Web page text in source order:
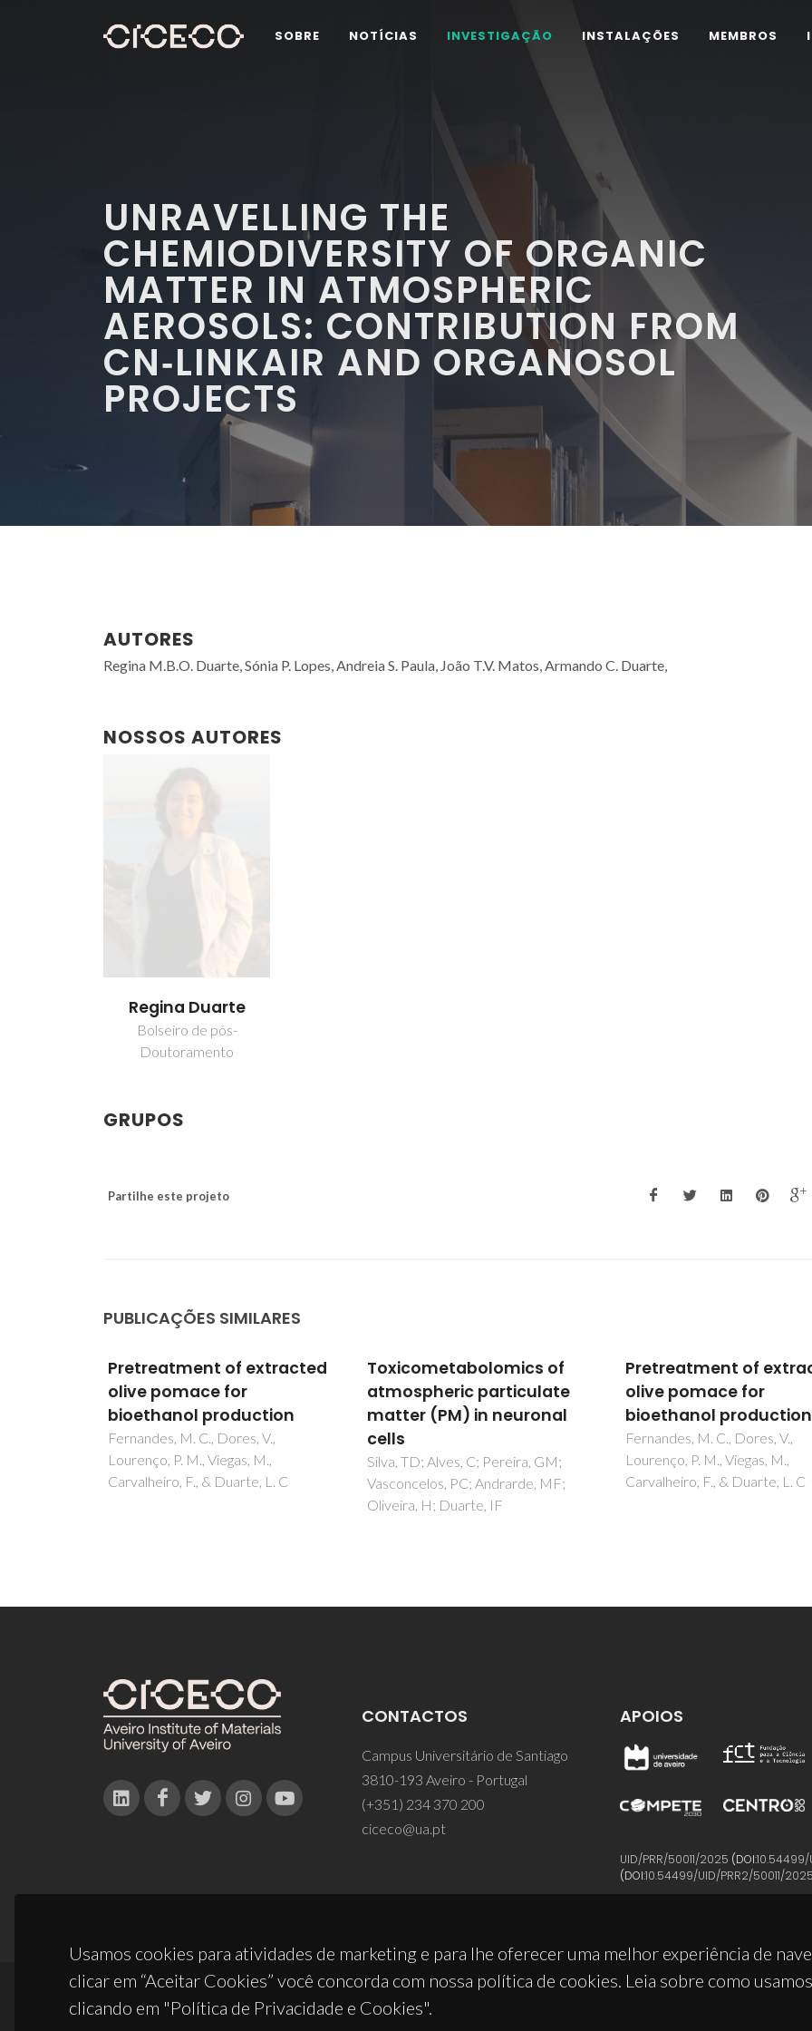
SOBRE NOTÍCIAS INVESTIGAÇÃO INSTALAÇÕES MEMBROS
UNRAVELLING THE
CHEMIODIVERSITY OF ORGANIC
MATTER IN ATMOSPHERIC
AEROSOLS: CONTRIBUTION FROM
CN‐LINKAIR AND ORGANOSOL
PROJECTS
AUTORES
Regina M.B.O. Duarte, Sónia P. Lopes, Andreia S. Paula, João T.V. Matos, Armando C. Duarte,
NOSSOS AUTORES
Regina Duarte
Bolseiro de pós-
Doutoramento
GRUPOS
Partilhe este projeto
PUBLICAÇÕES SIMILARES
Pretreatment of extracted
olive pomace for
bioethanol production
Fernandes, M. C., Dores, V.,
Lourenço, P. M., Viegas, M.,
Carvalheiro, F., & Duarte, L. C
Toxicometabolomics of
atmospheric particulate
matter (PM) in neuronal
cells
Silva, TD; Alves, C; Pereira, GM;
Vasconcelos, PC; Andrarde, MF;
Oliveira, H; Duarte, IF
Pretreatment of
olive pomace for
bioethanol production
Fernandes, M. C., Dores, V.,
Lourenço, P. M., Viegas, M.,
Carvalheiro, F., & Duarte, L. C
Usamos cookies para atividades de marketing e para lhe oferecer uma melhor experiência de
clicar em “Aceitar Cookies” você concorda com nossa política de cookies. Leia sobre como
clicando em "Política de Privacidade e Cookies".
CONTACTOS
Campus Universitário de Santiago
3810-193 Aveiro - Portugal
(+351) 234 370 200
ciceco@ua.pt
APOIOS
UID/PRR/50011/2025 (DOI:10.54499/
(DOI:10.54499/UID/PRR2/50011/2025